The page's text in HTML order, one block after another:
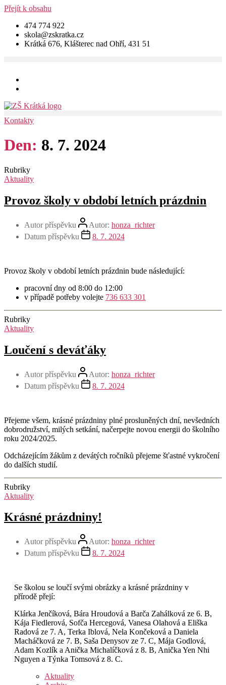
Přejít k obsahu
474 774 922
skola@zskratka.cz
Krátká 676, Klášterec nad Ohří, 431 51
Kontakty
Den: 8. 7. 2024
Rubriky
Aktuality
Provoz školy v období letních prázdnin
Autor příspěvku Autor: honza_richter
Datum příspěvku
8. 7. 2024
Provoz školy v období letních prázdnin bude následující:
pracovní dny od 8:00 do 12:00
v případě potřeby volejte 736 633 301
Rubriky
Aktuality
Loučení s deváťáky
Autor příspěvku Autor: honza_richter
Datum příspěvku
8. 7. 2024
Přejeme všem, krásné prázdniny plné prosluněných dní, nevšedních
dobrodružství, milých setkání, načerpejte novou energii do školního
roku 2024/2025.
Odcházejícím žákům z devátých ročníků přejeme šťastné vykročení
do dalších studií.
Rubriky
Aktuality
Krásné prázdniny!
Autor příspěvku Autor: honza_richter
Datum příspěvku
8. 7. 2024
Se školou se loučí svými obrázky a krásné prázdniny v
přírodě přejí:
Klárka Jenčíková, Bára Hroudová a Barča Zahálková ze 6. B,
Kája Fiedlerová, Sofča Hercegová, Vanesa Olahová a Eliška
Radová ze 7. A, Terka Iblová, Nela Končeková a Daniela
Macháčková ze 7. B, Saša Denysov ze 7. C, Mája Godlová,
Adam Kozlík a Anička Michalíčková z 8. B, Anička Yen Nhi
Nguyen a Týnka Tomsová z 8. C.
Aktuality